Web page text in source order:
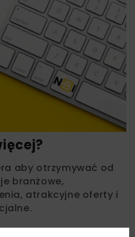
aby otrzymywać od
branżowe,
atrakcyjne oferty i